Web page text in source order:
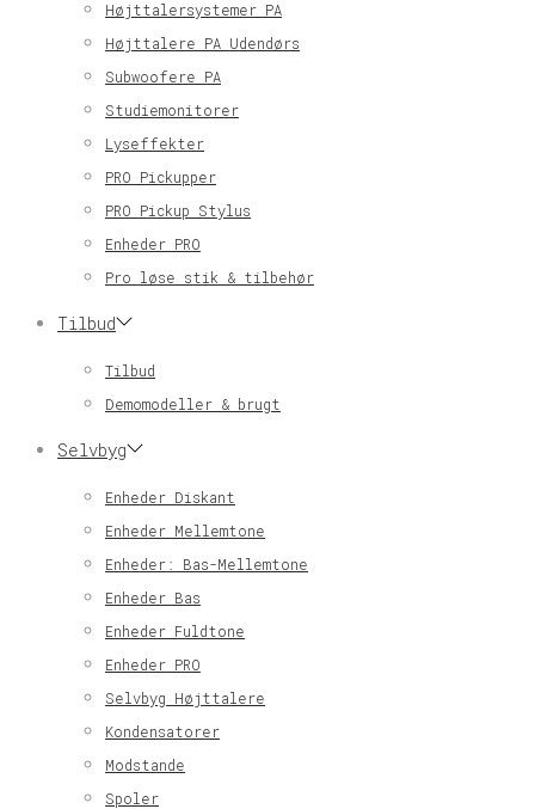
Højttalersystemer PA
Højttalere PA Udendørs
Subwoofere PA
Studiemonitorer
Lyseffekter
PRO Pickupper
PRO Pickup Stylus
Enheder PRO
Pro løse stik & tilbehør
Tilbud
Tilbud
Demomodeller & brugt
Selvbyg
Enheder Diskant
Enheder Mellemtone
Enheder: Bas-Mellemtone
Enheder Bas
Enheder Fuldtone
Enheder PRO
Selvbyg Højttalere
Kondensatorer
Modstande
Spoler